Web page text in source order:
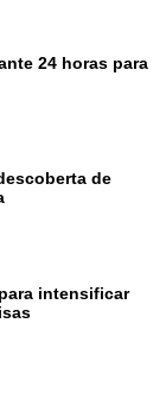
24 horas para
de
intensificar